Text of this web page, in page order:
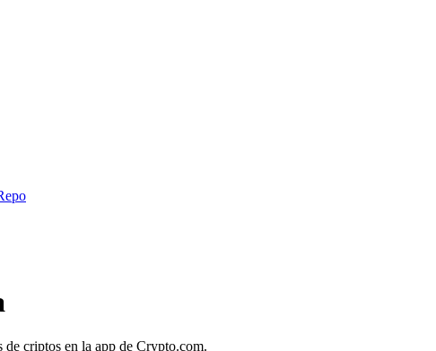
criptos en la app de Crypto.com.